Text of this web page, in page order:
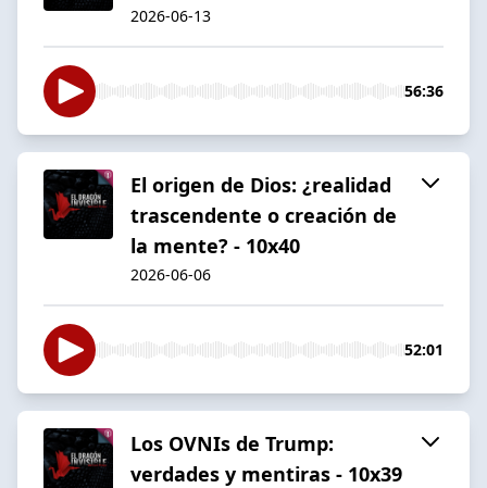
2026-06-13
56:36
El origen de Dios: ¿realidad
trascendente o creación de
la mente? - 10x40
2026-06-06
52:01
Los OVNIs de Trump:
verdades y mentiras - 10x39